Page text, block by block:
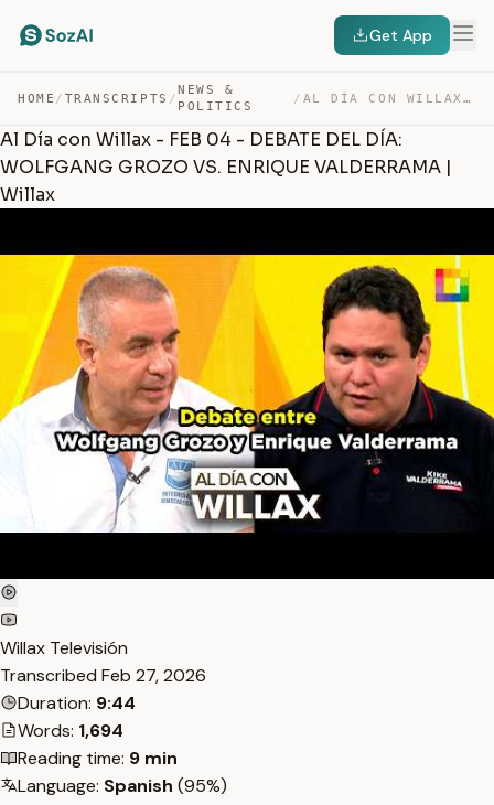
Get App
HOME / TRANSCRIPTS /
NEWS &
POLITICS
/ AL DÍA CON WILLAX – FEB 04 – DEBATE DEL DÍA: WOLFGANG G… — TRANSCRIPT
Al Día con Willax - FEB 04 - DEBATE DEL DÍA:
WOLFGANG GROZO VS. ENRIQUE VALDERRAMA |
Willax
Willax Televisión
Transcribed Feb 27, 2026
Duration: 9:44
Words: 1,694
Reading time: 9 min
Language: Spanish (95%)